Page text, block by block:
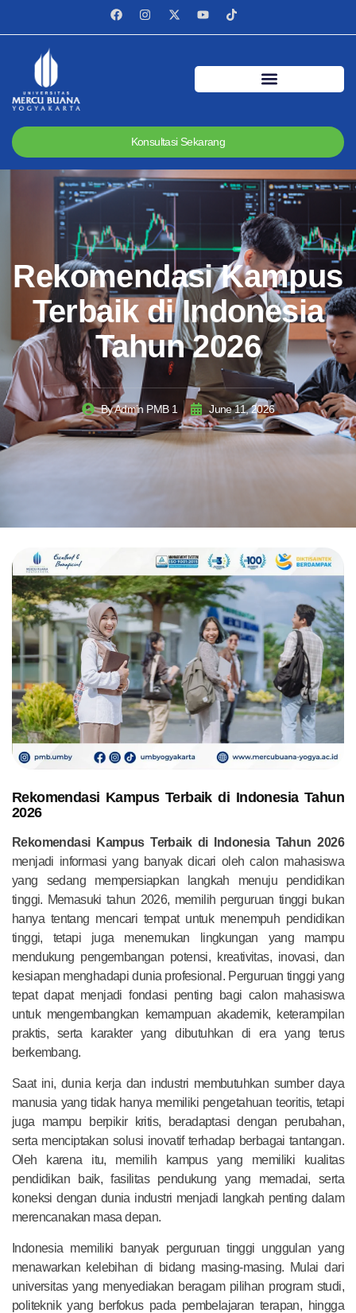
Konsultasi Sekarang
Rekomendasi Kampus
Terbaik di Indonesia
Tahun 2026
ByAdmin PMB 1 June 11, 2026
Rekomendasi Kampus Terbaik di Indonesia Tahun
2026
Rekomendasi Kampus Terbaik di Indonesia Tahun 2026
menjadi informasi yang banyak dicari oleh calon mahasiswa
yang sedang mempersiapkan langkah menuju pendidikan
tinggi. Memasuki tahun 2026, memilih perguruan tinggi bukan
hanya tentang mencari tempat untuk menempuh pendidikan
tinggi, tetapi juga menemukan lingkungan yang mampu
mendukung pengembangan potensi, kreativitas, inovasi, dan
kesiapan menghadapi dunia profesional. Perguruan tinggi yang
tepat dapat menjadi fondasi penting bagi calon mahasiswa
untuk mengembangkan kemampuan akademik, keterampilan
praktis, serta karakter yang dibutuhkan di era yang terus
berkembang.
Saat ini, dunia kerja dan industri membutuhkan sumber daya
manusia yang tidak hanya memiliki pengetahuan teoritis, tetapi
juga mampu berpikir kritis, beradaptasi dengan perubahan,
serta menciptakan solusi inovatif terhadap berbagai tantangan.
Oleh karena itu, memilih kampus yang memiliki kualitas
pendidikan baik, fasilitas pendukung yang memadai, serta
koneksi dengan dunia industri menjadi langkah penting dalam
merencanakan masa depan.
Indonesia memiliki banyak perguruan tinggi unggulan yang
menawarkan kelebihan di bidang masing-masing. Mulai dari
universitas yang menyediakan beragam pilihan program studi,
politeknik yang berfokus pada pembelajaran terapan, hingga